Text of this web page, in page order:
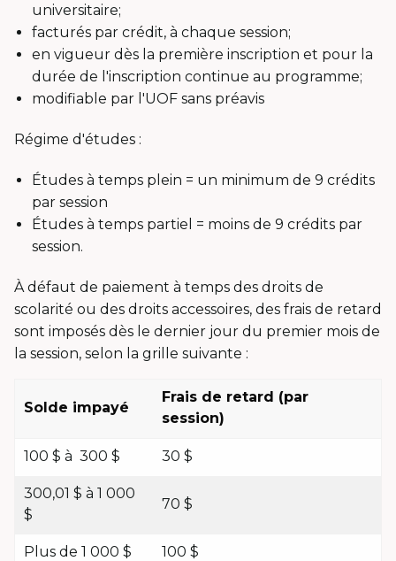
universitaire;
facturés par crédit, à chaque session;
en vigueur dès la première inscription et pour la
durée de l'inscription continue au programme;
modifiable par l'UOF sans préavis
Régime d'études :
Études à temps plein = un minimum de 9 crédits
par session
Études à temps partiel = moins de 9 crédits par
session.
À défaut de paiement à temps des droits de
scolarité ou des droits accessoires, des frais de retard
sont imposés dès le dernier jour du premier mois de
la session, selon la grille suivante :
Solde impayé
Frais de retard (par
session)
100 $ à 300 $ 30 $
300,01 $ à 1 000
$
70 $
Plus de 1 000 $ 100 $